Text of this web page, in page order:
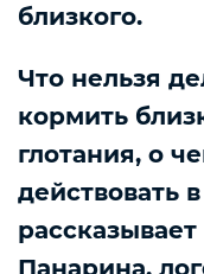
близкого.
Что нельзя
кормить
глотания, о
действовать
Панарина,